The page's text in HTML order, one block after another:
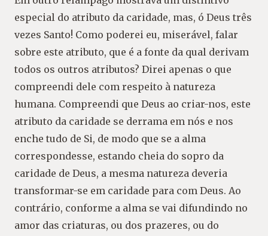
especial do atributo da caridade, mas, ó Deus três
vezes Santo! Como poderei eu, miserável, falar
sobre este atributo, que é a fonte da qual derivam
todos os outros atributos? Direi apenas o que
compreendi dele com respeito à natureza
humana. Compreendi que Deus ao criar-nos, este
atributo da caridade se derrama em nós e nos
enche tudo de Si, de modo que se a alma
correspondesse, estando cheia do sopro da
caridade de Deus, a mesma natureza deveria
transformar-se em caridade para com Deus. Ao
contrário, conforme a alma se vai difundindo no
amor das criaturas, ou dos prazeres, ou do